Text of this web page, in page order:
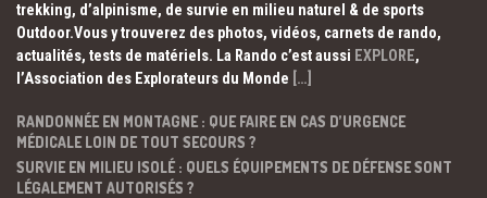
trekking, d’alpinisme, de survie en milieu naturel & de sports
Outdoor.Vous y trouverez des photos, vidéos, carnets de rando,
actualités, tests de matériels. La Rando c’est aussi EXPLORE,
l’Association des Explorateurs du Monde […]
RANDONNÉE EN MONTAGNE : QUE FAIRE EN CAS D’URGENCE
MÉDICALE LOIN DE TOUT SECOURS ?
SURVIE EN MILIEU ISOLÉ : QUELS ÉQUIPEMENTS DE DÉFENSE SONT
LÉGALEMENT AUTORISÉS ?